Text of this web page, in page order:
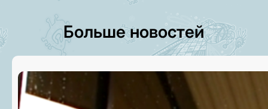
Больше новостей